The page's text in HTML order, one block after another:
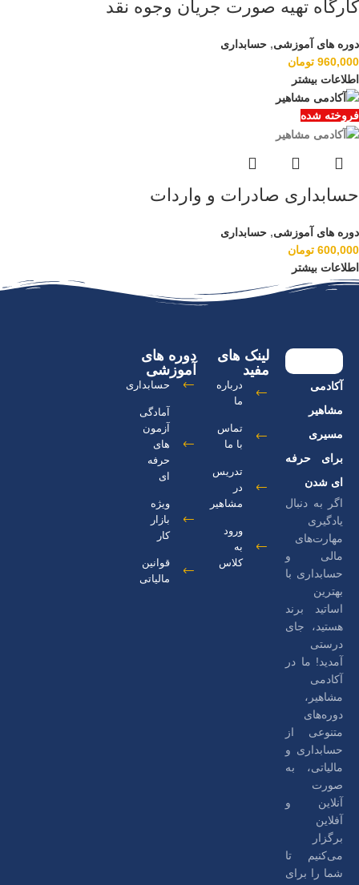
کارگاه تهیه صورت جریان وجوه نقد
دوره های آموزشی, حسابداری
960,000 تومان
اطلاعات بیشتر
فروخته شده
حسابداری صادرات و واردات
دوره های آموزشی, حسابداری
600,000 تومان
اطلاعات بیشتر
آکادمی
مشاهیر
مسیری
برای حرفه
ای شدن
اگر به دنبال
یادگیری
مهارت‌های
مالی و
حسابداری با
بهترین
اساتید برند
هستید، جای
درستی
آمدید! ما در
آکادمی
مشاهیر،
دوره‌های
متنوعی از
حسابداری و
مالیاتی، به
صورت
آنلاین و
آفلاین
برگزار
می‌کنیم تا
شما را برای
لینک های
مفید
درباره
ما
تماس
با ما
تدریس
در
مشاهیر
ورود
به
کلاس
دوره های
آموزشی
حسابداری
آمادگی
آزمون
های
حرفه
ای
ویژه
بازار
کار
قوانین
مالیاتی